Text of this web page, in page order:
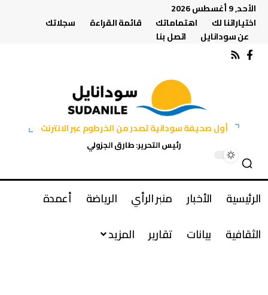
الأحد, 9 أغسطس 2026
اختياراتنا لك
اهتماماتك قائمة القراءة
سجلاتك
عن سودانايل
اتصل بنا
أول صحيفة سودانية تصدر من الخرطوم عبر الانترنت
رئيس التحرير: طارق الجزولي
الرئيسية الأخبار منبر الرأي الرياضة
أعمدة
الثقافية
بيانات تقارير المزيد